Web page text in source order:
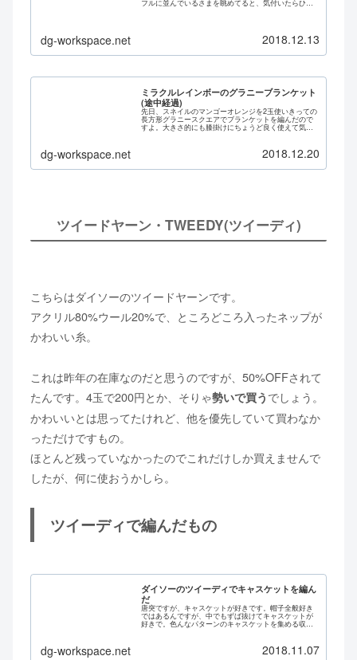
フルに並んでいるさまを眺めてると、気付いたらひと
つふたつ手に取ってしまっているのですよね……。無
dg-workspace.net 2018.12.13
ミラクルレインボーのグラニーブランケット
(途中経過)
先日、スネイルのマンゴーオレンジを2玉使いきっての
長方形グラニースクエアでブランケットを編んだので
すよ。大きさ的にも膝掛けにちょうど良く使えて気に
入ったのですが……すっかりリビング用にされてしま
dg-workspace.net 2018.12.20
ツイードヤーン・TWEEDY(ツイーディ)
こちらはダイソーのツイードヤーンです。
アクリル80%ウール20%で、ところどころ入ったネップが
かわいい糸。
これは昨年の在庫なのだと思うのですが、50%OFFされて
たんです。4玉で200円とか、そりゃ勢いで買う でしょう。
かわいいとは思ってたけれど、他を優先していて買わなか
っただけですもの。
ほとんど残っていなかったのでこれだけしか買えませんで
したが、何に使おうかしら。
ツイーディで編んだもの
ダイソーのツイーディでキャスケットを編ん
だ
唐突ですが、キャスケットが好きです。帽子全般好き
ではあるんですが、中でもずば抜けてキャスケットが
好きで。色んなパターンのキャスケットを集める収集
dg-workspace.net 2018.11.07